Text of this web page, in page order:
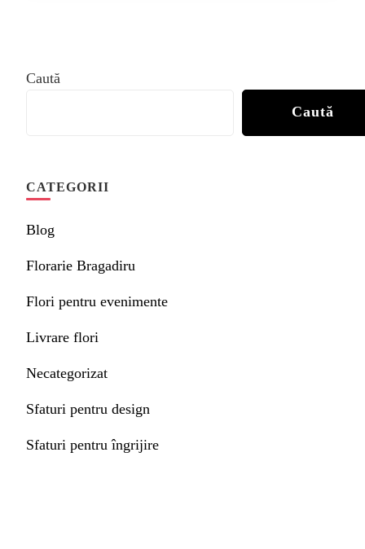
Caută
Caută
CATEGORII
Blog
Florarie Bragadiru
Flori pentru evenimente
Livrare flori
Necategorizat
Sfaturi pentru design
Sfaturi pentru îngrijire